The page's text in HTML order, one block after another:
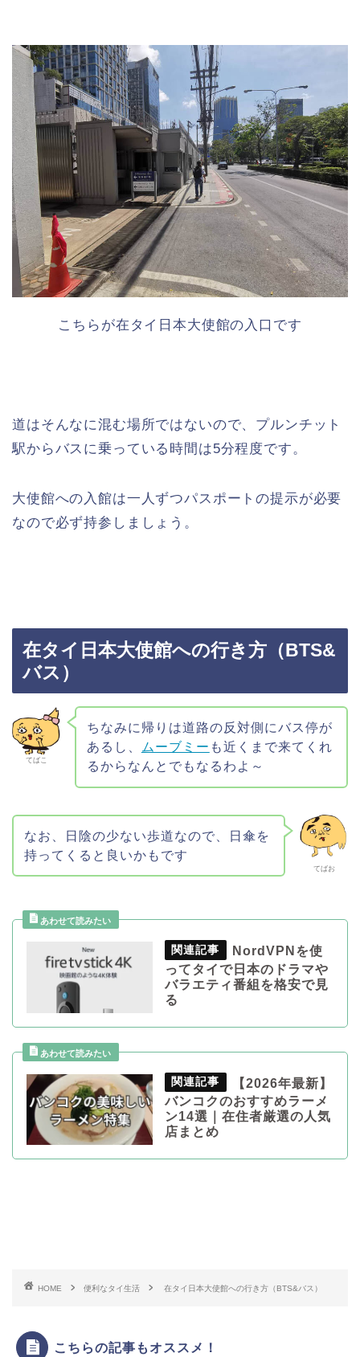
こちらが在タイ日本大使館の入口です
道はそんなに混む場所ではないので、プルンチット
駅からバスに乗っている時間は5分程度です。
大使館への入館は一人ずつパスポートの提示が必要
なので必ず持参しましょう。
在タイ日本大使館への行き方（BTS&
バス）
てばこ
ちなみに帰りは道路の反対側にバス停が
あるし、
ムーブミー も近くまで来てくれ
るからなんとでもなるわよ～
てばお
なお、日陰の少ない歩道なので、日傘を
持ってくると良いかもです
NordVPNを使
ってタイで日本のドラマや
バラエティ番組を格安で見
る
【2026年最新】
バンコクのおすすめラーメ
ン14選｜在住者厳選の人気
店まとめ
HOME 便利なタイ生活 在タイ日本大使館への行き方（BTS&バス）
こちらの記事もオススメ！